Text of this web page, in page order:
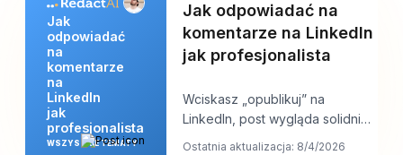
Jak
odpowiadać
na
komentarze
na
LinkedIn
jak
profesjonalista
WSZYSTKIE TEMATY
Jak odpowiadać na
komentarze na LinkedIn
jak profesjonalista
Wciskasz „opublikuj” na
LinkedIn, post wygląda solidnie,
a potem zaczyna się praca.
Ostatnia aktualizacja: 8/4/2026